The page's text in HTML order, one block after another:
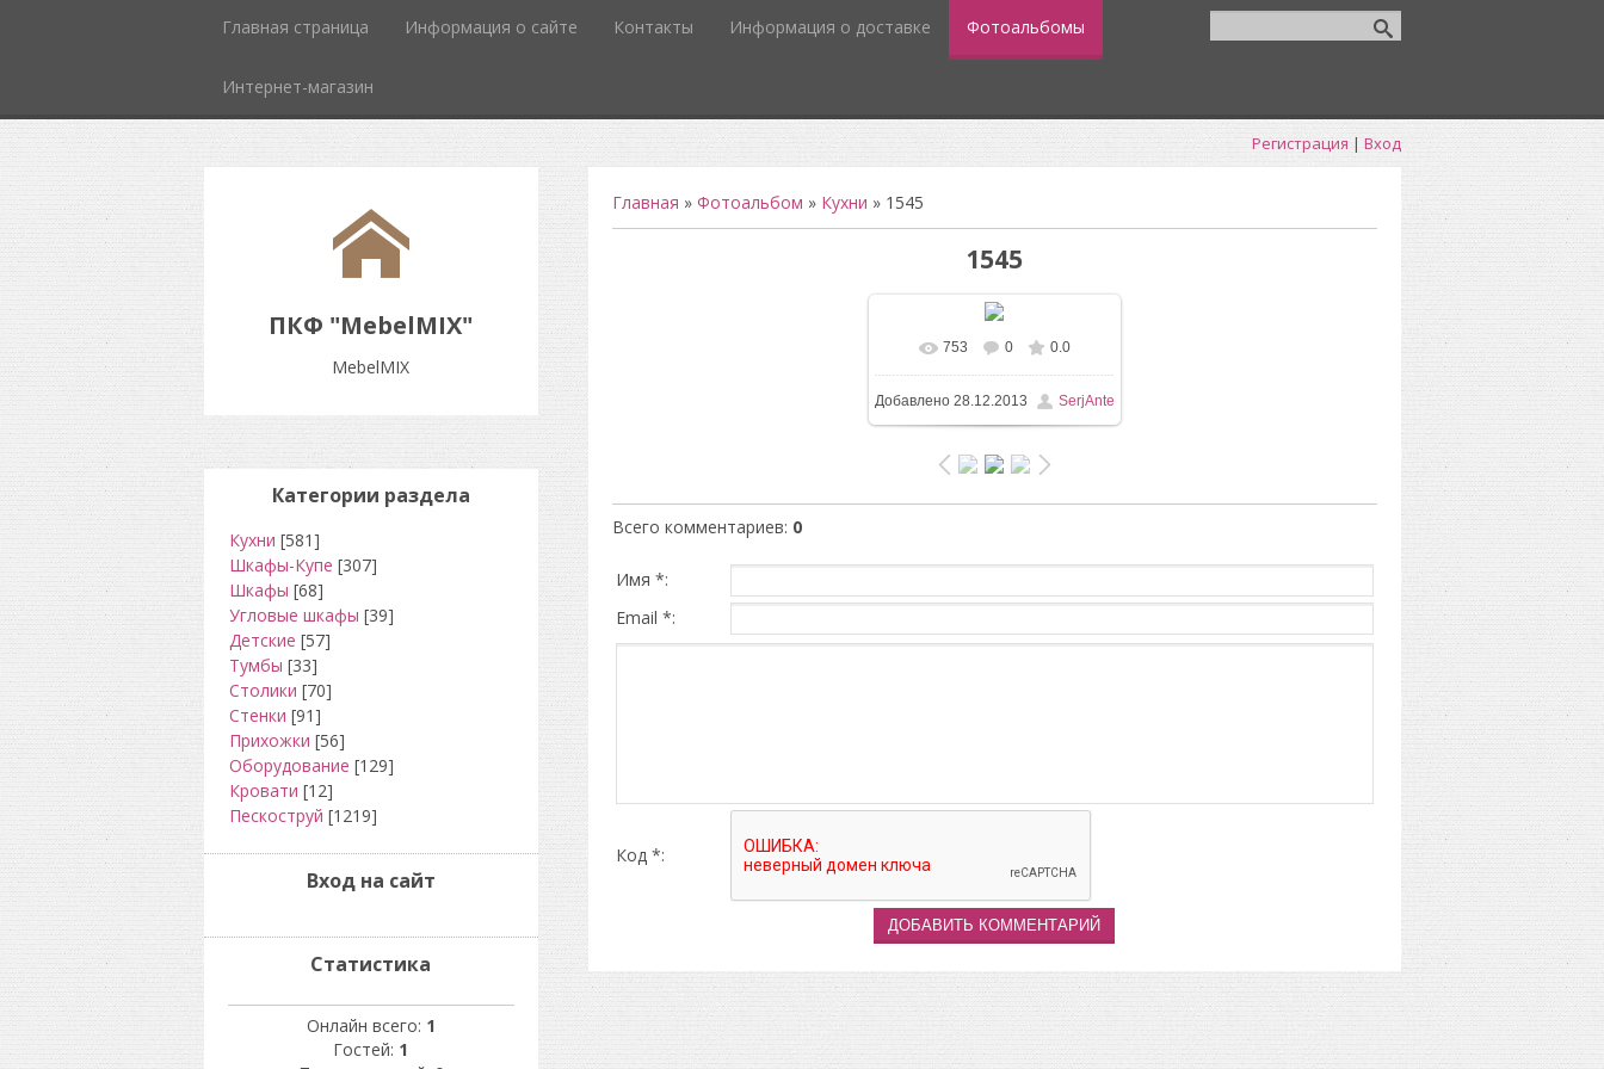
Главная страница Информация о сайте Контакты Информация о доставке Фотоальбомы
Интернет-магазин
Регистрация | Вход
ПКФ "MebelMIX"
MebelMIX
Главная » Фотоальбом » Кухни » 1545
1545
В реальном размере
958x1600/ 141.8Kb
753 0 0.0
Добавлено28.12.2013 SerjAnte
Всего комментариев: 0
Имя *:
Email *:
Код *:
Категории раздела
Кухни [581]
Шкафы-Купе [307]
Шкафы [68]
Угловые шкафы [39]
Детские [57]
Тумбы [33]
Столики [70]
Стенки [91]
Прихожки [56]
Оборудование [129]
Кровати [12]
Пескоструй [1219]
Вход на сайт
Статистика
Онлайн всего: 1
Гостей: 1